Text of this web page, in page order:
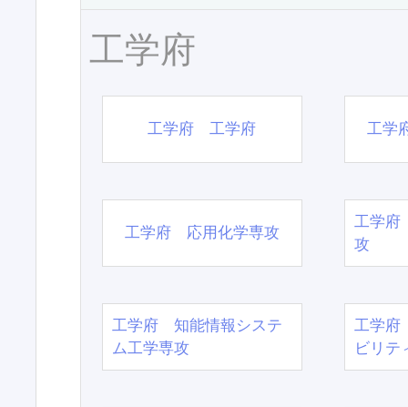
工学府
工学府 工学府 工学
工学府 応用化学専攻
工学府
攻
工学府 知能情報システ
ム工学専攻
工学府
ビリテ